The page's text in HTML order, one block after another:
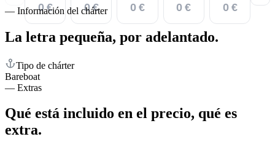
0 €
0 €
0 €
0 €
0 €
— Información del chárter
La letra pequeña, por adelantado.
Tipo de chárter
Bareboat
— Extras
Qué está incluido en el precio, qué es
extra.